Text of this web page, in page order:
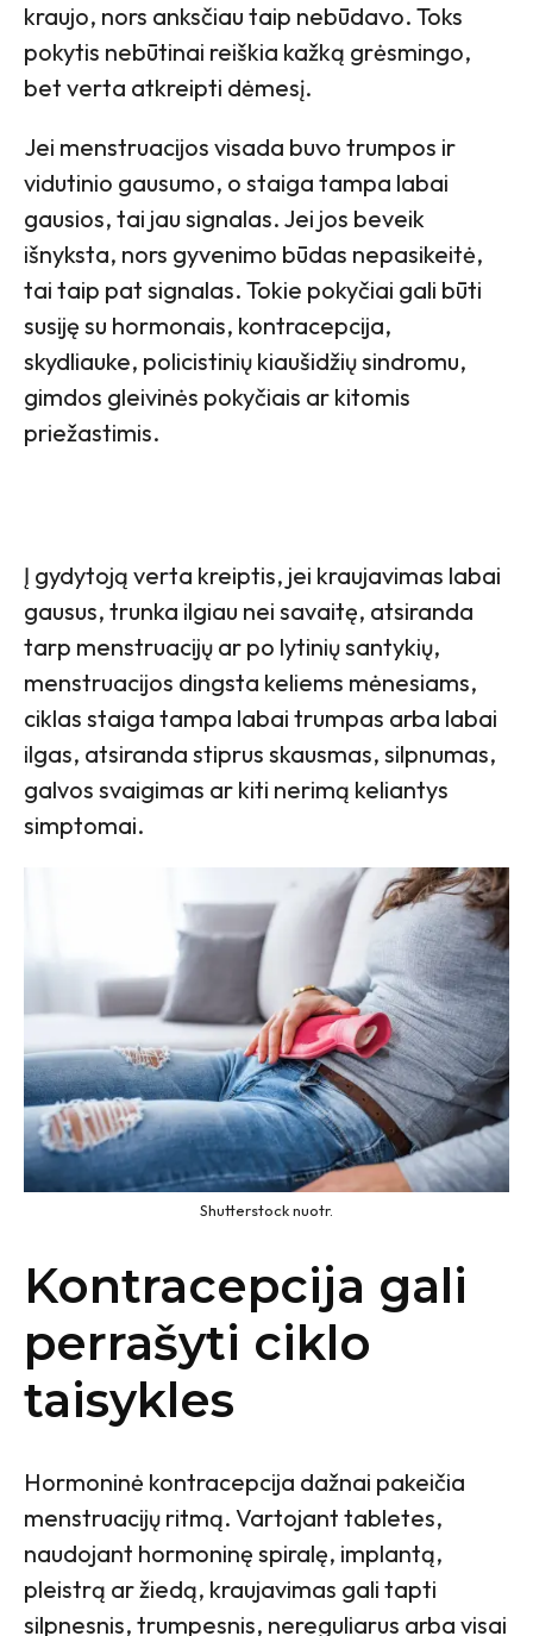
kraujo, nors anksčiau taip nebūdavo. Toks
pokytis nebūtinai reiškia kažką grėsmingo,
bet verta atkreipti dėmesį.
Jei menstruacijos visada buvo trumpos ir
vidutinio gausumo, o staiga tampa labai
gausios, tai jau signalas. Jei jos beveik
išnyksta, nors gyvenimo būdas nepasikeitė,
tai taip pat signalas. Tokie pokyčiai gali būti
susiję su hormonais, kontracepcija,
skydliauke, policistinių kiaušidžių sindromu,
gimdos gleivinės pokyčiais ar kitomis
priežastimis.
Į gydytoją verta kreiptis, jei kraujavimas labai
gausus, trunka ilgiau nei savaitę, atsiranda
tarp menstruacijų ar po lytinių santykių,
menstruacijos dingsta keliems mėnesiams,
ciklas staiga tampa labai trumpas arba labai
ilgas, atsiranda stiprus skausmas, silpnumas,
galvos svaigimas ar kiti nerimą keliantys
simptomai.
Shutterstock nuotr.
Kontracepcija gali
perrašyti ciklo
taisykles
Hormoninė kontracepcija dažnai pakeičia
menstruacijų ritmą. Vartojant tabletes,
naudojant hormoninę spiralę, implantą,
pleistrą ar žiedą, kraujavimas gali tapti
silpnesnis, trumpesnis, nereguliarus arba visai